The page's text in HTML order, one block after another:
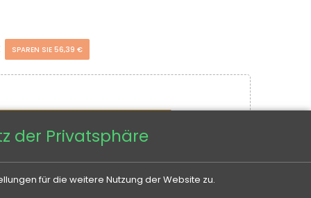
SPAREN SIE 56,39 €
IN DEN WARENKORB
der Privatsphäre
für die weitere Nutzung der Website zu.